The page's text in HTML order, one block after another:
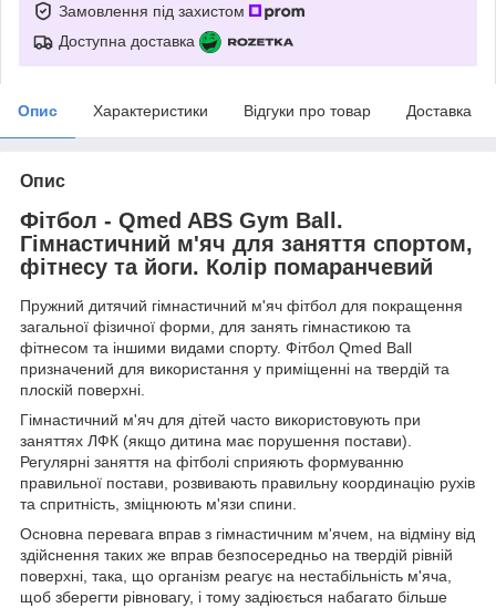
Замовлення під захистом
Доступна доставка
Опис Характеристики Відгуки про товар Доставка
Опис
Фітбол - Qmed ABS Gym Ball.
Гімнастичний м'яч для заняття спортом,
фітнесу та йоги. Колір помаранчевий
Пружний дитячий гімнастичний м'яч фітбол для покращення
загальної фізичної форми, для занять гімнастикою та
фітнесом та іншими видами спорту. Фітбол Qmed Ball
призначений для використання у приміщенні на твердій та
плоскій поверхні.
Гімнастичний м'яч для дітей часто використовують при
заняттях ЛФК (якщо дитина має порушення постави).
Регулярні заняття на фітболі сприяють формуванню
правильної постави, розвивають правильну координацію рухів
та спритність, зміцнюють м'язи спини.
Основна перевага вправ з гімнастичним м'ячем, на відміну від
здійснення таких же вправ безпосередньо на твердій рівній
поверхні, така, що організм реагує на нестабільність м'яча,
щоб зберегти рівновагу, і тому задіюється набагато більше